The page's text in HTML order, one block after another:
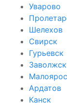
Уварово
Шелехов
Свирск
Гурьевск
Заволжск
Ардатов
Канск